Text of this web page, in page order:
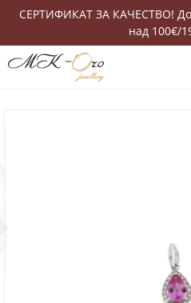
СЕРТИФИКАТ ЗА КАЧЕСТВО!
над 100€/